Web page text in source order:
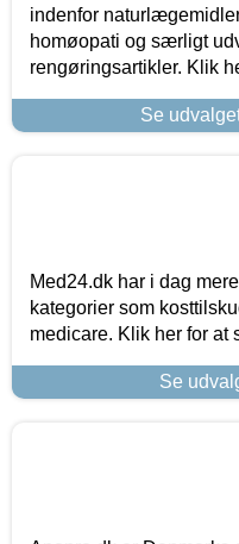
indenfor
homøopati og særligt
rengøringsartikler. Klik
Se
Med24.dk har i dag
kategorier som
medicare. Klik her for at
Se